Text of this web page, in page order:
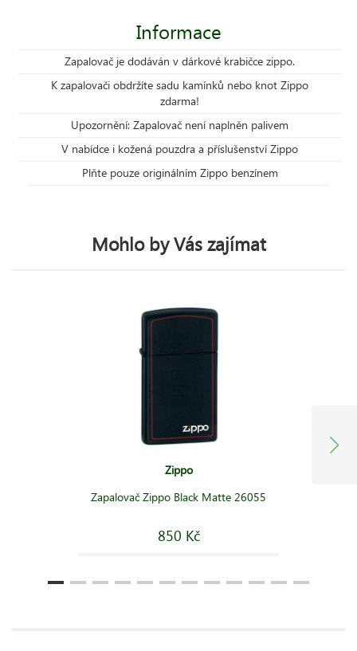
Informace
Zapalovač je dodáván v dárkové krabičce zippo.
K zapalovači obdržíte sadu kamínků nebo knot Zippo
zdarma!
Upozornění: Zapalovač není naplněn palivem
V nabídce i kožená pouzdra a příslušenství Zippo
Plňte pouze originálním Zippo benzínem
Mohlo by Vás zajímat
Zippo
Zapalovač Zippo Black Matte 26055
850 Kč